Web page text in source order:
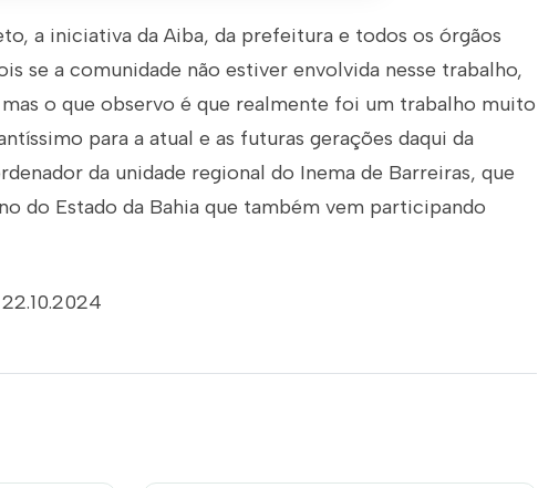
a iniciativa da Aiba, da prefeitura e todos os órgãos
se a comunidade não estiver envolvida nesse trabalho,
o que observo é que realmente foi um trabalho muito
para a atual e as futuras gerações daqui da
da unidade regional do Inema de Barreiras, que
do Estado da Bahia que também vem participando